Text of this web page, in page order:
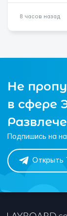
8 часов назад
Не
в сфере
Подпишись на
Открыть